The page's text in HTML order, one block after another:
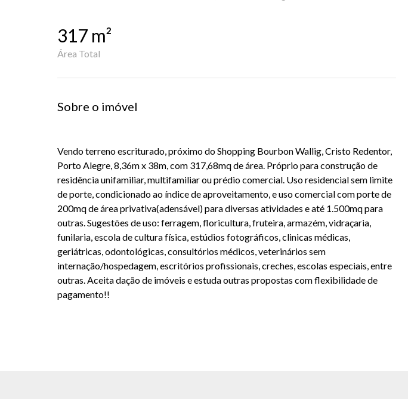
317 m²
Área Total
Sobre o imóvel
Vendo terreno escriturado, próximo do Shopping Bourbon Wallig, Cristo Redentor,
Porto Alegre, 8,36m x 38m, com 317,68mq de área. Próprio para construção de
residência unifamiliar, multifamiliar ou prédio comercial. Uso residencial sem limite
de porte, condicionado ao índice de aproveitamento, e uso comercial com porte de
200mq de área privativa(adensável) para diversas atividades e até 1.500mq para
outras. Sugestões de uso: ferragem, floricultura, fruteira, armazém, vidraçaria,
funilaria, escola de cultura física, estúdios fotográficos, clinicas médicas,
geriátricas, odontológicas, consultórios médicos, veterinários sem
internação/hospedagem, escritórios profissionais, creches, escolas especiais, entre
outras. Aceita dação de imóveis e estuda outras propostas com flexibilidade de
pagamento!!